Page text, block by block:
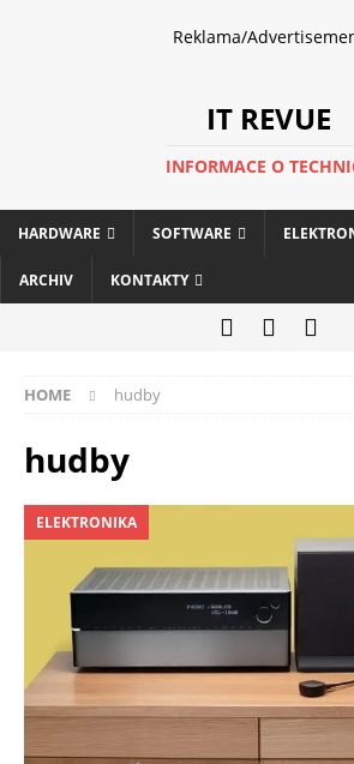
Reklama/
IT REVUE
INFORMACE O
HARDWARE SOFTWARE
ARCHIV KONTAKTY
HOME hudby
hudby
ELEKTRONIKA